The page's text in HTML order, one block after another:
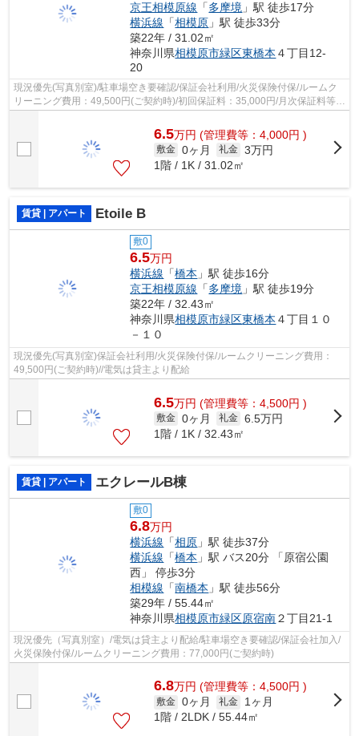
京王相模原線 「多摩境 」駅 徒歩17分
横浜線 「相模原 」駅 徒歩33分
築22年 / 31.02㎡
神奈川県相模原市緑区東橋本 ４丁目12-
20
現況優先(写真別室)/駐車場空き要確認/保証会社利用/火災保険付保/ルームク
リーニング費用：49,500円(ご契約時)/初回保証料：35,000円/月次保証料等総
6.5万円 (管理費等：4,000円 )
敷金 0ヶ月 礼金 3万円
1階 / 1K / 31.02㎡
賃貸 | アパート Etoile B
敷0
6.5万円
横浜線 「橋本 」駅 徒歩16分
京王相模原線 「多摩境 」駅 徒歩19分
築22年 / 32.43㎡
神奈川県相模原市緑区東橋本 ４丁目１０
－１０
現況優先(写真別室)保証会社利用/火災保険付保/ルームクリーニング費用：
49,500円(ご契約時)//電気は貸主より配給
6.5万円 (管理費等：4,500円 )
敷金 0ヶ月 礼金 6.5万円
1階 / 1K / 32.43㎡
賃貸 | アパート エクレールB棟
敷0
6.8万円
横浜線 「相原 」駅 徒歩37分
横浜線 「橋本 」駅 バス20分 「原宿公園
西」 停歩3分
相模線 「南橋本 」駅 徒歩56分
築29年 / 55.44㎡
神奈川県相模原市緑区原宿南２丁目21-1
現況優先（写真別室）/電気は貸主より配給/駐車場空き要確認/保証会社加入/
火災保険付保/ルームクリーニング費用：77,000円(ご契約時)
6.8万円 (管理費等：4,500円 )
敷金 0ヶ月 礼金
1ヶ月
1階 / 2LDK / 55.44㎡